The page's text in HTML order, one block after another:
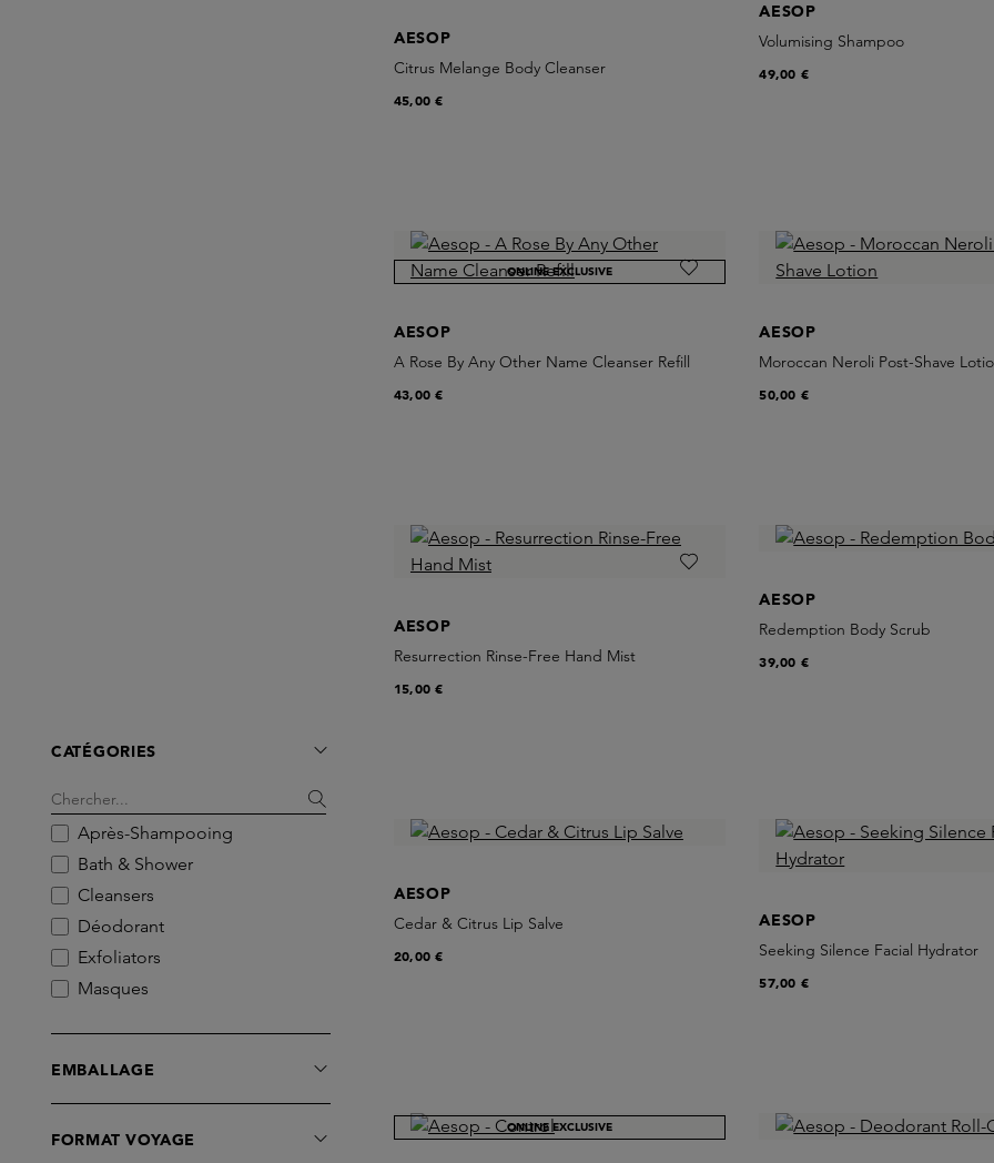
CATÉGORIES
Après-Shampooing
Bath & Shower
Cleansers
Déodorant
Exfoliators
Masques
Protection Solaire Visage
Sets
EMBALLAGE
FORMAT VOYAGE
AESOP
Citrus Melange Body Cleanser
45,00 €
AESOP
Volumising Shampoo
49,00 €
ONLINE EXCLUSIVE
AESOP
A Rose By Any Other Name Cleanser Refill
43,00 €
AESOP
Moroccan Neroli Post-Shave
50,00 €
AESOP
Resurrection Rinse-Free Hand Mist
15,00 €
AESOP
Redemption Body Scrub
39,00 €
AESOP
Cedar & Citrus Lip Salve
20,00 €
AESOP
Seeking Silence Facial Hydrator
57,00 €
ONLINE EXCLUSIVE